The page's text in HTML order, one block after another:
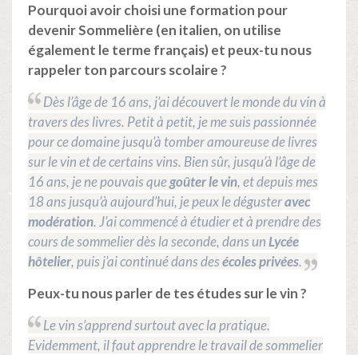
Pourquoi avoir choisi une formation pour
devenir Sommelière (en italien, on utilise
également le terme français) et peux-tu nous
rappeler ton parcours scolaire ?
Dès l’âge de 16 ans, j’ai découvert le monde du vin à
travers des livres. Petit à petit, je me suis passionnée
pour ce domaine jusqu’à tomber amoureuse de livres
sur le vin et de certains vins. Bien sûr, jusqu’à l’âge de
16 ans, je ne pouvais quegoûter le vin, et depuis mes
18 ans jusqu’à aujourd’hui, je peux le dégusteravec
modération. J’ai commencé à étudier et à prendre des
cours de sommelier dès la seconde, dans un Lycée
hôtelier, puis j’ai continué dans desécoles privées.
Peux-tu nous parler de tes études sur le vin ?
Le vin s’apprend surtout avec la pratique.
Evidemment, il faut apprendre le travail de sommelier